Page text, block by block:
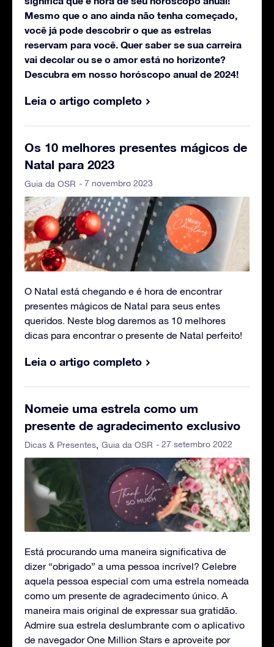
Mesmo que o ano ainda não tenha começado,
você já pode descobrir o que as estrelas
reservam para você. Quer saber se sua carreira
vai decolar ou se o amor está no horizonte?
Descubra em nosso horóscopo anual de 2024!
Leia o artigo completo
Os 10 melhores presentes mágicos de
Natal para 2023
Guia da OSR - 7 novembro 2023
O Natal está chegando e é hora de encontrar
presentes mágicos de Natal para seus entes
queridos. Neste blog daremos as 10 melhores
dicas para encontrar o presente de Natal perfeito!
Leia o artigo completo
Nomeie uma estrela como um
presente de agradecimento exclusivo
Dicas & Presentes Guia da OSR - 27 setembro 2022
Está procurando uma maneira significativa de
dizer “obrigado” a uma pessoa incrível? Celebre
aquela pessoa especial com uma estrela nomeada
como um presente de agradecimento único. A
maneira mais original de expressar sua gratidão.
Admire sua estrela deslumbrante com o aplicativo
de navegador One Million Stars e aproveite por